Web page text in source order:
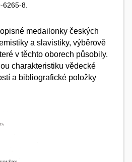
6265-8.
medailonky českých
a slavistiky, výběrově
v těchto oborech působily.
charakteristiku vědecké
a bibliografické položky